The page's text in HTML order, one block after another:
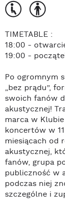
TIMETABLE :
18:00 -
19:00 -
Po ogromnym
„bez prądu”,
swoich fanów
akustycznej!
marca w
koncertów w
miesiącach od
akustycznej,
fanów, grupa
publiczność w
podczas niej
szczególne i